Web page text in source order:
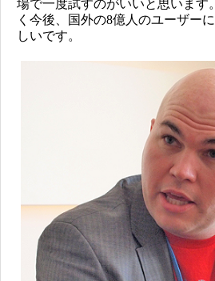
場で一度試すのがいいと思います
く今後、国外の8億人のユーザー
しいです。